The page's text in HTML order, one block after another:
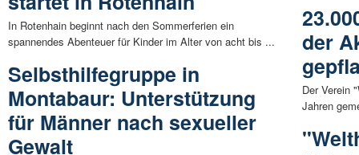
In Rotenhain beginnt nach den Sommerferien ein
spannendes Abenteuer für Kinder im Alter von acht bis ...
Selbsthilfegruppe in
Montabaur: Unterstützung
für Männer nach sexueller
Gewalt
der
Der Verein
Jahren